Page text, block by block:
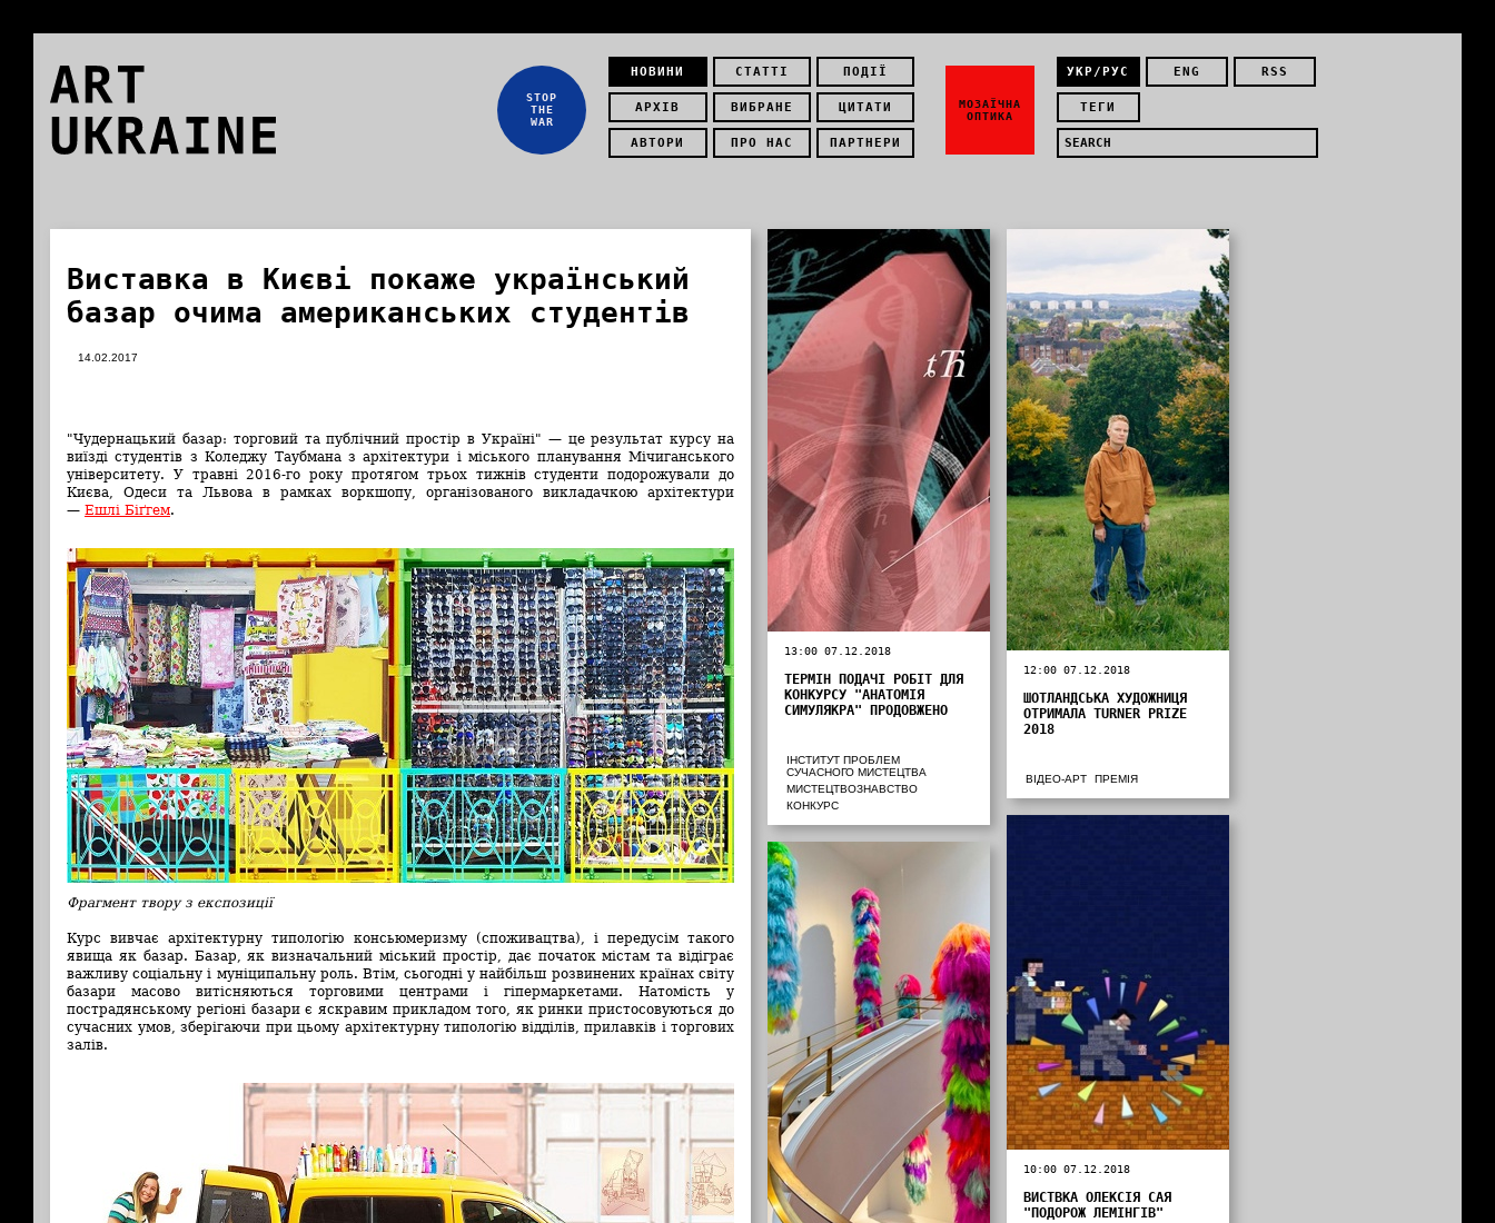
ART
UKRAINE
НОВИНИ СТАТТІ ПОДІЇ
АРХІВ ВИБРАНЕ ЦИТАТИ
АВТОРИ ПРО НАС ПАРТНЕРИ
STOP
THE
WAR
УКР/РУС ENG RSS
ТЕГИ
МОЗАЇЧНА
ОПТИКА
Виставка в Києві покаже український
базар очима американських студентів
14.02.2017
"Чудернацький базар: торговий та публічний простір в Україні" — це результат курсу на
виїзді студентів з Коледжу Таубмана з архітектури і міського планування Мічиганського
університету. У травні 2016-го року протягом трьох тижнів студенти подорожували до
Києва, Одеси та Львова в рамках воркшопу, організованого викладачкою архітектури
— Ешлі Біґгем.
Фрагмент твору з експозиції
Курс вивчає архітектурну типологію консьюмеризму (споживацтва), і передусім такого
явища як базар. Базар, як визначальний міський простір, дає початок містам та відіграє
важливу соціальну і муніципальну роль. Втім, сьогодні у найбільш розвинених країнах світу
базари масово витісняються торговими центрами і гіпермаркетами. Натомість у
пострадянському регіоні базари є яскравим прикладом того, як ринки пристосовуються до
сучасних умов, зберігаючи при цьому архітектурну типологію відділів, прилавків і торгових
залів.
13:00 07.12.2018
ТЕРМІН ПОДАЧІ РОБІТ ДЛЯ
КОНКУРСУ "АНАТОМІЯ
СИМУЛЯКРА" ПРОДОВЖЕНО
ІНСТИТУТ ПРОБЛЕМ
СУЧАСНОГО МИСТЕЦТВА
МИСТЕЦТВОЗНАВСТВО
КОНКУРС
12:00 07.12.2018
ШОТЛАНДСЬКА ХУДОЖНИЦЯ
ОТРИМАЛА TURNER PRIZE
2018
ВІДЕО-АРТ ПРЕМІЯ
10:00 07.12.2018
ВИСТВКА ОЛЕКСІЯ САЯ
"ПОДОРОЖ ЛЕМІНГІВ"